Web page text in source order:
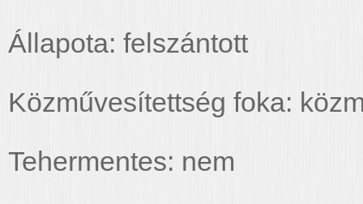
Állapota: felszántott
Közművesítettség foka:
Tehermentes: nem